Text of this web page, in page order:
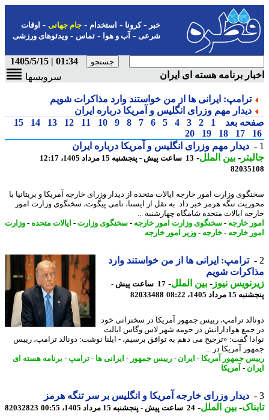
-کرونا-استخدام- جام جهانی-اوقات
شرعی-آب و هوا-تماس-ویدئوهای ورزشی
01:34 | 1405/5/15
برنامه هسته ای ایران
سرویسها
ترامپ: ایرانی ها از من خواستند وارد مذاکرات شویم
دیدار مهم وزرای انگلیس و آمریکا درباره ایران
بعد
1
2
3
4
5
6
7
8
9
10
11
12
13
14
15
17
18
19
20
دیدار مهم وزرای انگلیس و آمریکا درباره ایران
-بین الملل-13 ساعت پیش - پنجشنبه 15 مرداد 1405، 12:17
وزارت امور خارجه ایالات متحده از دیدار وزرای خارجه آمریکا و بریتانیا با
تنگه هرمز خبر داد. به نقل از ایسنا، تامی پیگوت، سخنگوی وزارت امور
ایالات متحده شامگاه چهارشنبه ...
خارجه-سخنگوی وزارت امور خارجه-سخنگوی وزارت - ایالات متحده-وزارت
خارجه-خارجه-وزیر امور خارجه
ترامپ: ایرانی ها از من خواستند وارد
شویم
نیوز-بین الملل-
17 ساعت پیش -
1405، 08:22
82033488
ترامپ، رییس جمهور آمریکا در سخنرانی خود
هوادارانش در حومه شهر لاس وگاس ایالت
گفت: «ترجیح می دهم به توافق برسیم، - ایلنا نوشت: دونالد ترامپ، رییس
آمریکا در ...
جمهور آمریکا- ایران - رییس جمهور-ایرانی ها- ترامپ -برنامه هسته ای
- آمریکا
دیدار وزرای خارجه آمریکا و انگلیس بر سر تنگه هرمز
-بین الملل-24 ساعت پیش - پنجشنبه 15 مرداد 1405، 00:55 82032823